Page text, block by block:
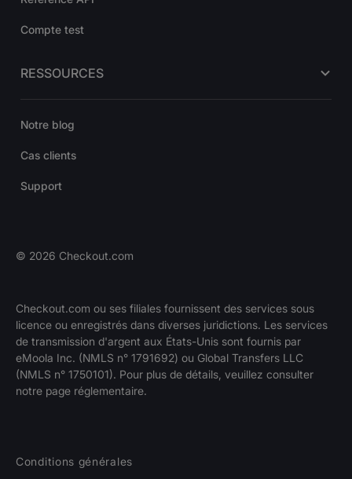
Compte test
RESSOURCES
Notre blog
Cas clients
Support
© 2026 Checkout.com
Checkout.com ou ses filiales fournissent des services sous
licence ou enregistrés dans diverses juridictions. Les services
de transmission d'argent aux États-Unis sont fournis par
eMoola Inc. (NMLS n° 1791692) ou Global Transfers LLC
(NMLS n° 1750101). Pour plus de détails, veuillez consulter
notre page réglementaire.
Conditions générales